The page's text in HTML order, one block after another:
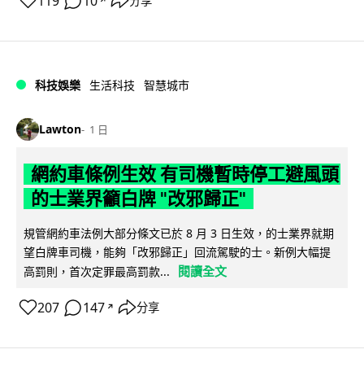
科技娛樂 生活科技 智慧城市
Lawton 1 日
網約車條例生效 有司機暫時停工避風頭
的士業界籲白牌 "改邪歸正"
規管網約車法例大部分條文已於 8 月 3 日生效，的士業界就期
望白牌車司機，能夠「改邪歸正」回流駕駛的士。新例大幅提
高罰則，首次定罪最高罰款...
閱讀全文
207 147 ↗ 分享